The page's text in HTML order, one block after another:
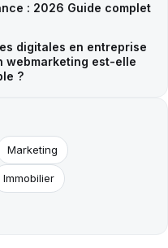
: 2026 Guide complet
digitales en entreprise
webmarketing est-elle
?
Marketing
Immobilier